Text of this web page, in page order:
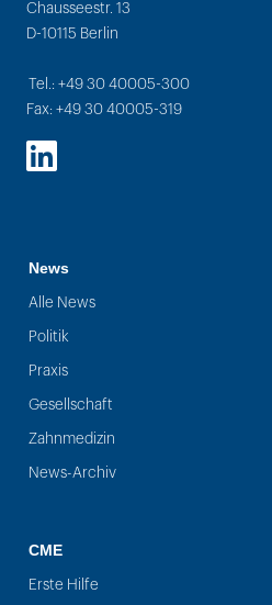
Chausseestr. 13
D-10115 Berlin
Tel.: +49 30 40005-300
Fax: +49 30 40005-319
LinkedIn
News
Alle News
Politik
Praxis
Gesellschaft
Zahnmedizin
News-Archiv
CME
Erste Hilfe